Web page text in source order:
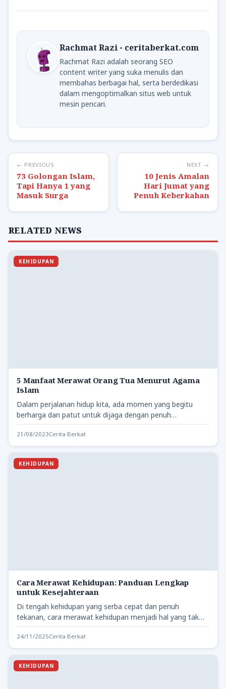
Rachmat Razi - ceritaberkat.com
Rachmat Razi adalah seorang SEO
content writer yang suka menulis dan
membahas berbagai hal, serta berdedikasi
dalam mengoptimalkan situs web untuk
mesin pencari.
← PREVIOUS
73 Golongan Islam,
Tapi Hanya 1 yang
Masuk Surga
NEXT →
10 Jenis Amalan
Hari Jumat yang
Penuh Keberkahan
RELATED NEWS
KEHIDUPAN
5 Manfaat Merawat Orang Tua Menurut Agama
Islam
Dalam perjalanan hidup kita, ada momen yang begitu
berharga dan patut untuk dijaga dengan penuh
pengabdian. Momen tersebut…
21/08/2023Cerita Berkat
KEHIDUPAN
Cara Merawat Kehidupan: Panduan Lengkap
untuk Kesejahteraan
Di tengah kehidupan yang serba cepat dan penuh
tekanan, cara merawat kehidupan menjadi hal yang tak
bisa diabaikan.…
24/11/2025Cerita Berkat
KEHIDUPAN